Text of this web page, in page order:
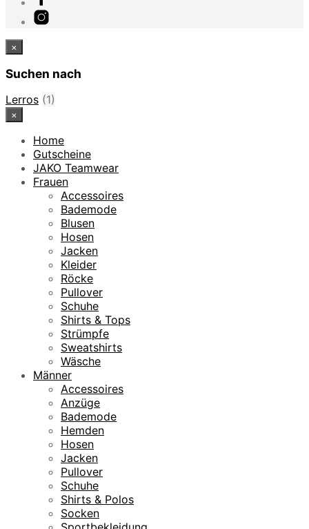
×
Suchen nach
Lerros (1)
×
Home
Gutscheine
JAKO Teamwear
Frauen
Accessoires
Bademode
Blusen
Hosen
Jacken
Kleider
Röcke
Pullover
Schuhe
Shirts & Tops
Strümpfe
Sweatshirts
Wäsche
Männer
Accessoires
Anzüge
Bademode
Hemden
Hosen
Jacken
Pullover
Schuhe
Shirts & Polos
Socken